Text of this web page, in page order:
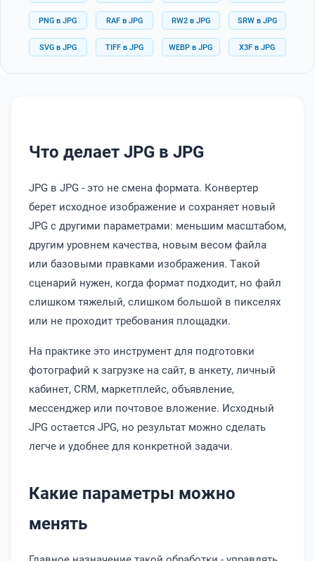
PNG в JPG RAF в JPG RW2 в JPG SRW в JPG
SVG в JPG TIFF в JPG WEBP в JPG X3F в JPG
Что делает JPG в JPG
JPG в JPG - это не смена формата. Конвертер
берет исходное изображение и сохраняет новый
JPG с другими параметрами: меньшим масштабом,
другим уровнем качества, новым весом файла
или базовыми правками изображения. Такой
сценарий нужен, когда формат подходит, но файл
слишком тяжелый, слишком большой в пикселях
или не проходит требования площадки.
На практике это инструмент для подготовки
фотографий к загрузке на сайт, в анкету, личный
кабинет, CRM, маркетплейс, объявление,
мессенджер или почтовое вложение. Исходный
JPG остается JPG, но результат можно сделать
легче и удобнее для конкретной задачи.
Какие параметры можно
менять